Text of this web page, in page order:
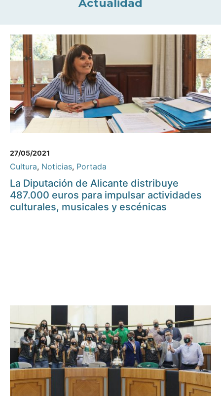
Actualidad
27/05/2021
Cultura, Noticias, Portada
La Diputación de Alicante distribuye
487.000 euros para impulsar actividades
culturales, musicales y escénicas